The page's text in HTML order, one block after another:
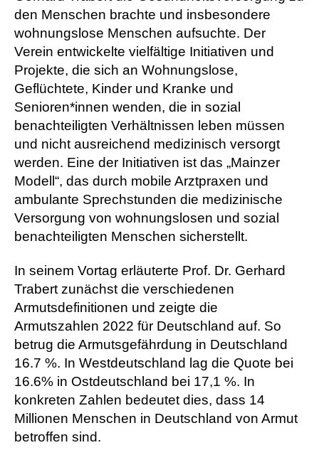
den Menschen brachte und insbesondere
wohnungslose Menschen aufsuchte. Der
Verein entwickelte vielfältige Initiativen und
Projekte, die sich an Wohnungslose,
Geflüchtete, Kinder und Kranke und
Senioren*innen wenden, die in sozial
benachteiligten Verhältnissen leben müssen
und nicht ausreichend medizinisch versorgt
werden. Eine der Initiativen ist das „Mainzer
Modell“, das durch mobile Arztpraxen und
ambulante Sprechstunden die medizinische
Versorgung von wohnungslosen und sozial
benachteiligten Menschen sicherstellt.
In seinem Vortag erläuterte Prof. Dr. Gerhard
Trabert zunächst die verschiedenen
Armutsdefinitionen und zeigte die
Armutszahlen 2022 für Deutschland auf. So
betrug die Armutsgefährdung in Deutschland
16.7 %. In Westdeutschland lag die Quote bei
16.6% in Ostdeutschland bei 17,1 %. In
konkreten Zahlen bedeutet dies, dass 14
Millionen Menschen in Deutschland von Armut
betroffen sind.